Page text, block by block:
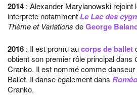
2014 : Alexander Maryianowski rejoint
interprète notammentLe Lac des
Thème et Variations deGeorge
2016 : Il est promu aucorps de ballet
obtient son premier rôle principal dans
Cranko. Il est nommé comme
Ballet. Il danse également dans
Cranko.